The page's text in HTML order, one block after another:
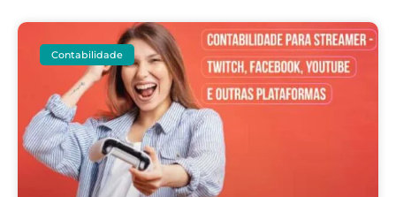
Contabilidade